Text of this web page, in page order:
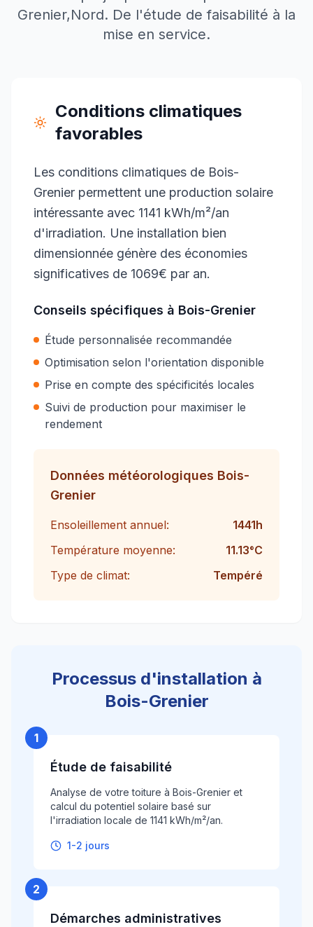
Grenier,Nord. De l'étude de faisabilité à la
mise en service.
Conditions climatiques
favorables
Les conditions climatiques de Bois-
Grenier permettent une production solaire
intéressante avec 1141 kWh/m²/an
d'irradiation. Une installation bien
dimensionnée génère des économies
significatives de 1069€ par an.
Conseils spécifiques à Bois-Grenier
Étude personnalisée recommandée
Optimisation selon l'orientation disponible
Prise en compte des spécificités locales
Suivi de production pour maximiser le
rendement
Données météorologiques Bois-
Grenier
Ensoleillement annuel: 1441h
Température moyenne:
11.13°C
Type de climat:
Tempéré
Processus d'installation à
Bois-Grenier
1
Étude de faisabilité
Analyse de votre toiture à Bois-Grenier et
calcul du potentiel solaire basé sur
l'irradiation locale de 1141 kWh/m²/an.
1-2 jours
2
Démarches administratives